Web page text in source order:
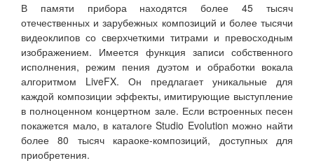
В памяти прибора находятся более 45 тысяч
отечественных и зарубежных композиций и более тысячи
видеоклипов со сверхчеткими титрами и превосходным
изображением. Имеется функция записи собственного
исполнения, режим пения дуэтом и обработки вокала
алгоритмом LiveFX. Он предлагает уникальные для
каждой композиции эффекты, имитирующие выступление
в полноценном концертном зале. Если встроенных песен
покажется мало, в каталоге Studio Evolution можно найти
более 80 тысяч караоке-композиций, доступных для
приобретения.